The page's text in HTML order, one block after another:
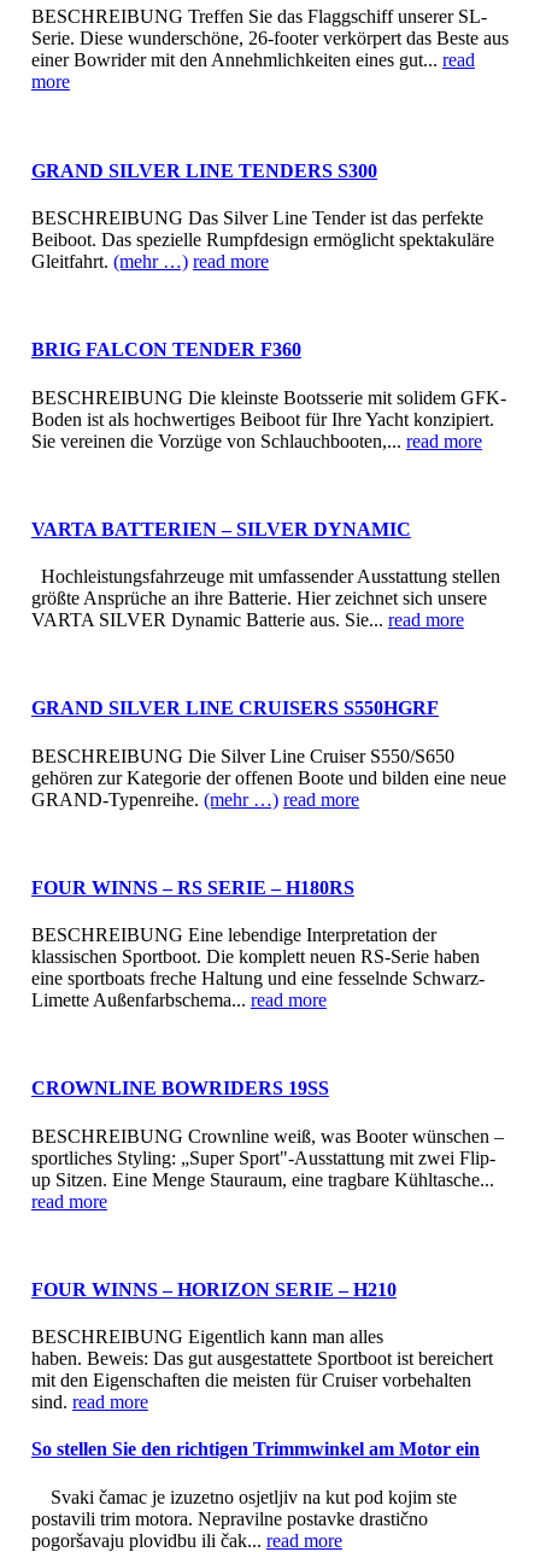
BESCHREIBUNG Treffen Sie das Flaggschiff unserer SL-
Serie. Diese wunderschöne, 26-footer verkörpert das Beste aus
einer Bowrider mit den Annehmlichkeiten eines gut... read
more
GRAND SILVER LINE TENDERS S300
BESCHREIBUNG Das Silver Line Tender ist das perfekte
Beiboot. Das spezielle Rumpfdesign ermöglicht spektakuläre
Gleitfahrt. (mehr …) read more
BRIG FALCON TENDER F360
BESCHREIBUNG Die kleinste Bootsserie mit solidem GFK-
Boden ist als hochwertiges Beiboot für Ihre Yacht konzipiert.
Sie vereinen die Vorzüge von Schlauchbooten,... read more
VARTA BATTERIEN – SILVER DYNAMIC
Hochleistungsfahrzeuge mit umfassender Ausstattung stellen
größte Ansprüche an ihre Batterie. Hier zeichnet sich unsere
VARTA SILVER Dynamic Batterie aus. Sie... read more
GRAND SILVER LINE CRUISERS S550HGRF
BESCHREIBUNG Die Silver Line Cruiser S550/S650
gehören zur Kategorie der offenen Boote und bilden eine neue
GRAND-Typenreihe. (mehr …) read more
FOUR WINNS – RS SERIE – H180RS
BESCHREIBUNG Eine lebendige Interpretation der
klassischen Sportboot. Die komplett neuen RS-Serie haben
eine sportboats freche Haltung und eine fesselnde Schwarz-
Limette Außenfarbschema... read more
CROWNLINE BOWRIDERS 19SS
BESCHREIBUNG Crownline weiß, was Booter wünschen –
sportliches Styling: „Super Sport"-Ausstattung mit zwei Flip-
up Sitzen. Eine Menge Stauraum, eine tragbare Kühltasche...
read more
FOUR WINNS – HORIZON SERIE – H210
BESCHREIBUNG Eigentlich kann man alles
haben. Beweis: Das gut ausgestattete Sportboot ist bereichert
mit den Eigenschaften die meisten für Cruiser vorbehalten
sind. read more
So stellen Sie den richtigen Trimmwinkel am Motor ein
Svaki čamac je izuzetno osjetljiv na kut pod kojim ste
postavili trim motora. Nepravilne postavke drastično
pogoršavaju plovidbu ili čak... read more